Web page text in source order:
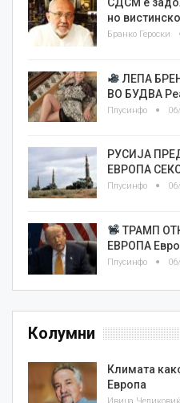
но
Бранко Героски
ЛЕПА
ВО БУДВА
Плусинфо
РУСИЈА
ЕВРОПА
Плусинфо
ТРАМП
ЕВРОПА
Плусинфо
Колумни
Климата
Европа
Ивица Челиковиќ